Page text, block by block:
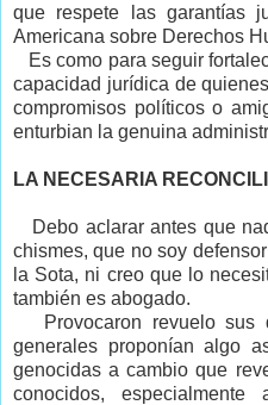
que respete las garantías
Americana sobre Derechos
Es como para seguir
capacidad jurídica de
compromisos políticos o
enturbian la genuina
LA NECESARIA
Debo aclarar antes que
chismes, que no soy
la Sota, ni creo que lo
también es abogado.
Provocaron revuelo
generales proponían algo
genocidas a cambio que
conocidos,